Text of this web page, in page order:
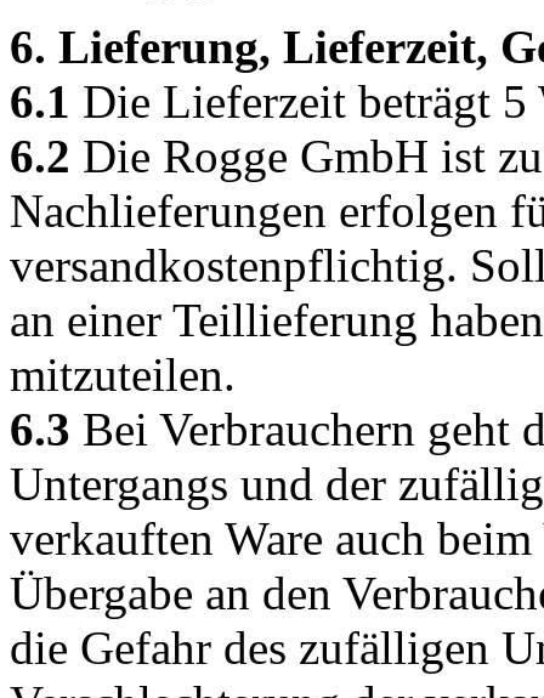
6. Lieferung, Lieferzeit,
6.1 Die Lieferzeit beträgt 5
6.2 Die Rogge GmbH ist
Nachlieferungen erfolgen
versandkostenpflichtig.
an einer Teillieferung
mitzuteilen.
6.3 Bei Verbrauchern geht
Untergangs und der
verkauften Ware auch
Übergabe an den
die Gefahr des zufälligen